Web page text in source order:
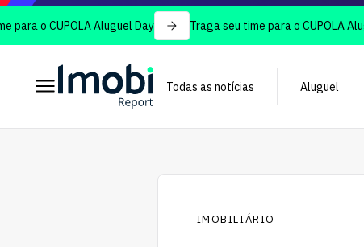
Aluguel Day Traga seu time para o CUPOLA Aluguel Day
Todas as notícias Aluguel
IMOBILIÁRIO